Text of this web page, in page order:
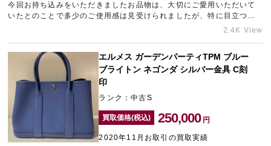
今回お持ち込みをいただきましたお品物は、大切にご愛用いただいて
いたとのことで多少のご使用感は見受けられましたが、特に目立つ汚
れなどもなくとても綺麗な状態でしたので、できる限り精一杯の金額
2.4K View
エルメス ガーデンパーティTPM ブルー
ブライトン ネゴンダ シルバー金具 C刻
印
ランク：中古S
買取価格(税込) 250,000 円
2020年11月お取引の買取実績